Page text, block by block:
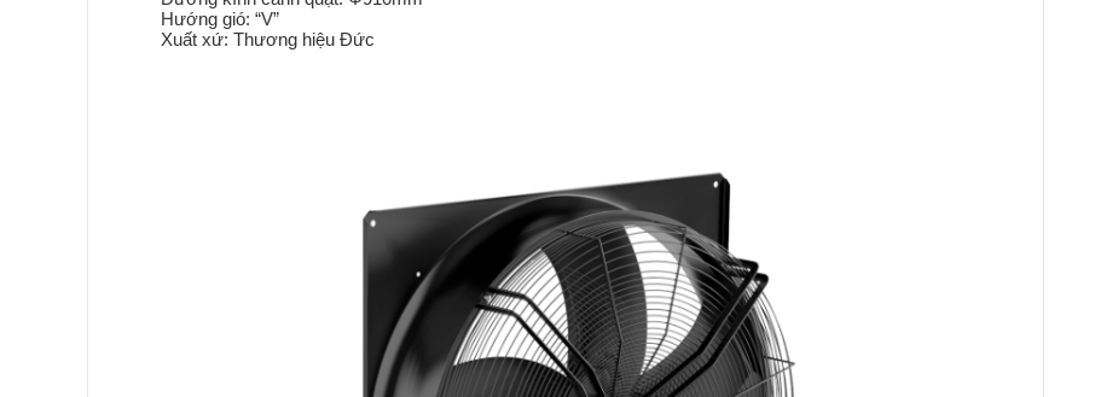
Read more
Hướng gió: “V”
Xuất xứ: Thương hiệu Đức